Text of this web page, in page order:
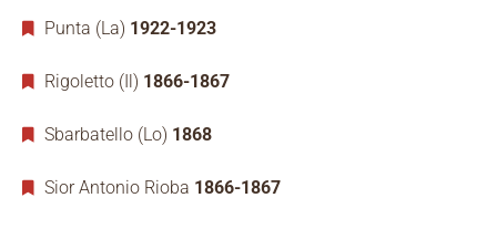
Punta (La) 1922-1923
Rigoletto (Il) 1866-1867
Sbarbatello (Lo) 1868
Sior Antonio Rioba 1866-1867